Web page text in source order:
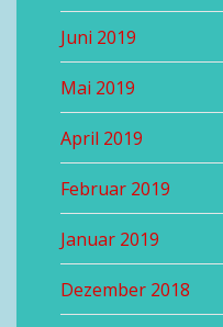
Juni 2019
Mai 2019
April 2019
Februar 2019
Januar 2019
Dezember 2018